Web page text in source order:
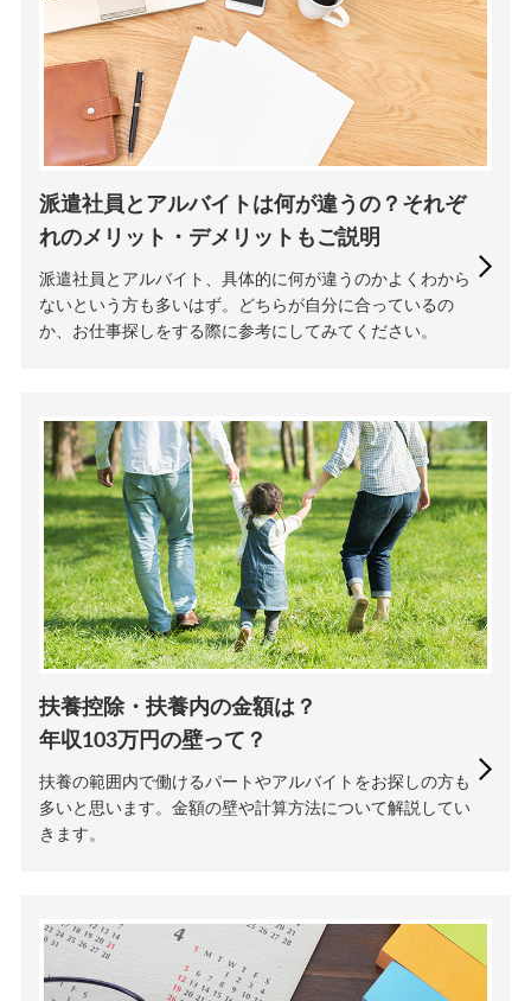
派遣社員とアルバイトは何が違うの？それぞ
れのメリット・デメリットもご説明
派遣社員とアルバイト、具体的に何が違うのかよくわから
ないという方も多いはず。どちらが自分に合っているの
か、お仕事探しをする際に参考にしてみてください。
扶養控除・扶養内の金額は？
年収103万円の壁って？
扶養の範囲内で働けるパートやアルバイトをお探しの方も
多いと思います。金額の壁や計算方法について解説してい
きます。